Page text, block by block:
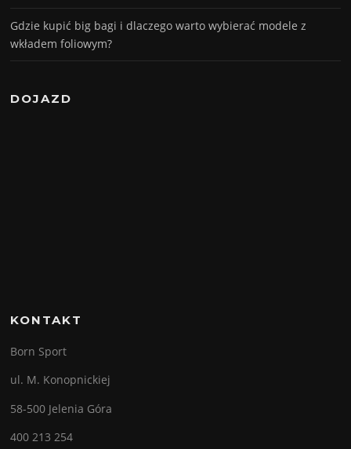
Gdzie kupić big bagi i dlaczego warto wybierać modele z
wkładem foliowym?
DOJAZD
KONTAKT
Born Sport
ul. M. Konopnickiej
58-500 Jelenia Góra
400 213 254